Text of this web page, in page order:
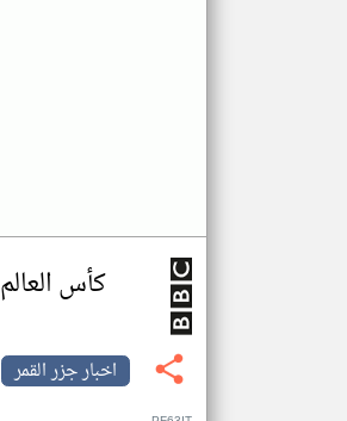
كأس العالم 2026
اخبار جزر القمر